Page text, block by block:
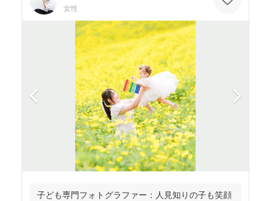
女性
子ども専門フォトグラファー：人見知りの子も笑顔